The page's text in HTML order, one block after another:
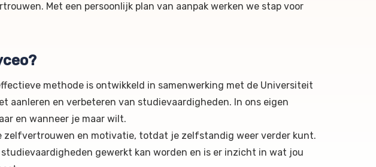
Met een persoonlijk plan van aanpak werken we stap voor
methode is ontwikkeld in samenwerking met de Universiteit
aanleren en verbeteren van studievaardigheden. In ons eigen
en wanneer je maar wilt.
zelfvertrouwen en motivatie, totdat je zelfstandig weer verder kunt.
gewerkt kan worden en is er inzicht in wat jou